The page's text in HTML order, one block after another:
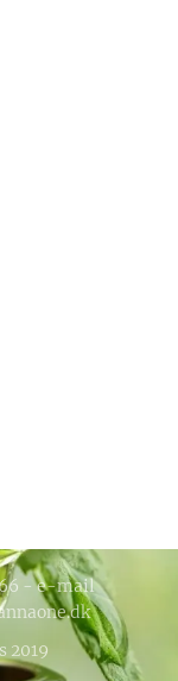
- e-mail
2019